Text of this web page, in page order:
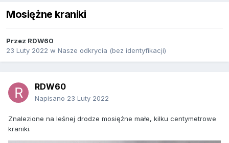
Mosiężne kraniki
Przez RDW60
23 Luty 2022 w Nasze odkrycia (bez identyfikacji)
RDW60
Napisano 23 Luty 2022
Znalezione na leśnej drodze mosiężne małe, kilku centymetrowe
kraniki.